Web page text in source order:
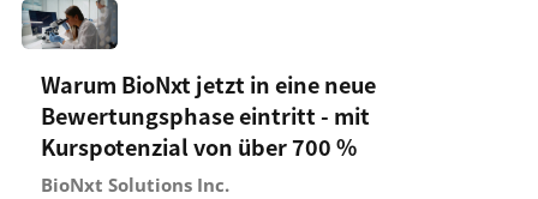
Warum BioNxt jetzt in eine neue
Bewertungsphase eintritt - mit
Kurspotenzial von über 700 %
BioNxt Solutions Inc.